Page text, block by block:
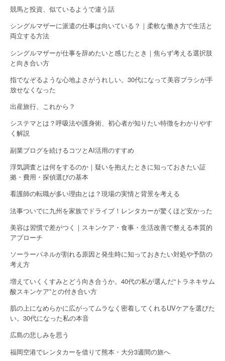
n
競馬と投資、似ているようで違う話
シングルマザーに派遣の仕事は向いている？｜柔軟な働き方で生活と
両立する方法
シングルマザーが仕事を辞めたいと感じたとき｜焦らず考える選択肢
と向き合い方
指でなぞるような心地よさがうれしい。30代になって美容ブラシが手
放せなくなった
出産旅行、これから？
システマとは？呼吸法や護身術、初心者が知りたい特徴をわかりやす
く解説
副業ブログを続けるコツとAI活用のすすめ
浮気調査とは何をするのか｜疑いを抱えたときに知っておきたい証
拠・費用・探偵選びの基本
看護師の転職が多い理由とは？現場の実情と背景を考える
法事ついでに九州を家族でドライブ！レンタカーが驚くほど安かった
美容は習慣で差がつく｜スキンケア・食事・生活改善で整える本質的
アプローチ
ソーラーパネルが割れる原因と発生時に知っておきたい対処や予防の
考え方
増えていくくすみとどう向き合うか。40代の私が選んだ“トラネキサム
酸スキンケア”との付き合い方
肌の上になめらかに広がってムラなく密着してくれるUVケアを選びた
い。30代になった私の本音
広島の悲しみを思う
福岡空港でレンタカーを借りて熊本・大分3週間の旅へ